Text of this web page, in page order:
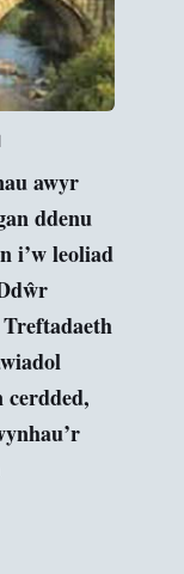
awyr
ddenu
i’w leoliad
Treftadaeth